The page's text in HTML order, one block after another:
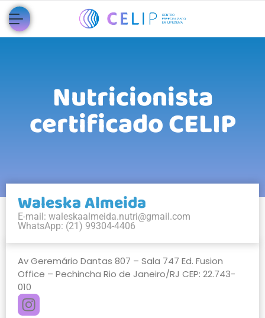
Nutricionista
certificado CELIP
Waleska Almeida
E-mail: waleskaalmeida.nutri@gmail.com
WhatsApp: (21) 99304-4406
Av Geremário Dantas 807 – Sala 747 Ed. Fusion
Office – Pechincha Rio de Janeiro/RJ CEP: 22.743-
010